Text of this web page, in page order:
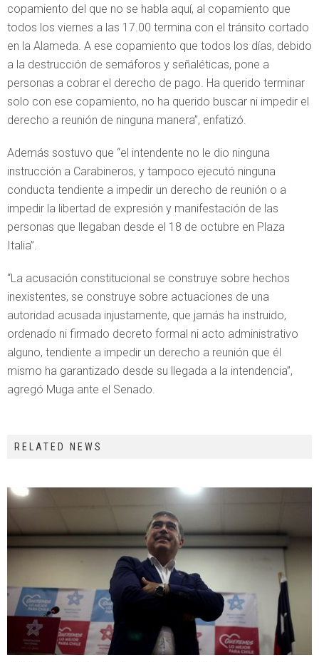
copamiento del que no se habla aquí, al copamiento que
todos los viernes a las 17.00 termina con el tránsito cortado
en la Alameda. A ese copamiento que todos los días, debido
a la destrucción de semáforos y señaléticas, pone a
personas a cobrar el derecho de pago. Ha querido terminar
solo con ese copamiento, no ha querido buscar ni impedir el
derecho a reunión de ninguna manera”, enfatizó.
Además sostuvo que “el intendente no le dio ninguna
instrucción a Carabineros, y tampoco ejecutó ninguna
conducta tendiente a impedir un derecho de reunión o a
impedir la libertad de expresión y manifestación de las
personas que llegaban desde el 18 de octubre en Plaza
Italia”.
“La acusación constitucional se construye sobre hechos
inexistentes, se construye sobre actuaciones de una
autoridad acusada injustamente, que jamás ha instruido,
ordenado ni firmado decreto formal ni acto administrativo
alguno, tendiente a impedir un derecho a reunión que él
mismo ha garantizado desde su llegada a la intendencia”,
agregó Muga ante el Senado.
RELATED NEWS